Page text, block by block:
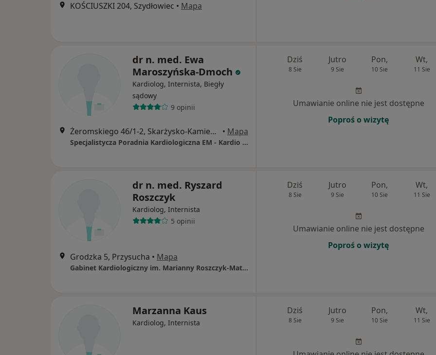
KOŚCIUSZKI 204, Szydłowiec • Mapa
dr n. med. Ewa
Maroszyńska-Dmoch
Kardiolog, Internista, Biegły
sądowy
9 opinii
Żeromskiego 46/1-2, Skarżysko-Kamienna • Mapa
Specjalistycza Poradnia Kardiologiczna EM - Kardio w Skarżysku-Kamiennej
Dziś
8 Sie
Jutro
9 Sie
Pon,
10 Sie
Wt,
11 Sie
Umawianie online nie jest dostępne
Poproś o wizytę
dr n. med. Ryszard
Roszczyk
Kardiolog, Internista
5 opinii
Grodzka 5, Przysucha • Mapa
Gabinet Kardiologiczny im. Marianny Roszczyk-Matki
Dziś
8 Sie
Jutro
9 Sie
Pon,
10 Sie
Wt,
11 Sie
Umawianie online nie jest dostępne
Poproś o wizytę
Marzanna Kaus
Kardiolog, Internista
Dziś
8 Sie
Jutro
9 Sie
Pon,
10 Sie
Wt,
11 Sie